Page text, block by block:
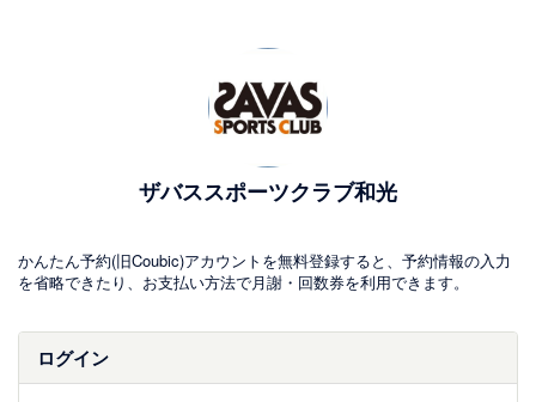
ザバススポーツクラブ和光
かんたん予約(旧Coubic)アカウントを無料登録すると、予約情報の入力
を省略できたり、お支払い方法で月謝・回数券を利用できます。
ログイン